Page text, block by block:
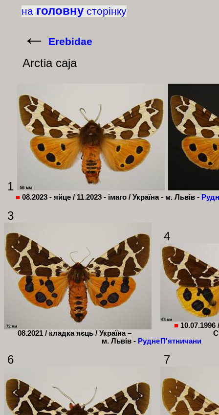
на головну сторінку
← Erebidae
Arctia caja
1
■ 08.2023 - яйце / 11.2023 - імаго / Україна - м. Львів -
3
08.2021 / кладка яєць / Україна –
м. Львів - Рудне
4
■ 10.07.1996
П'ятничани
6 7